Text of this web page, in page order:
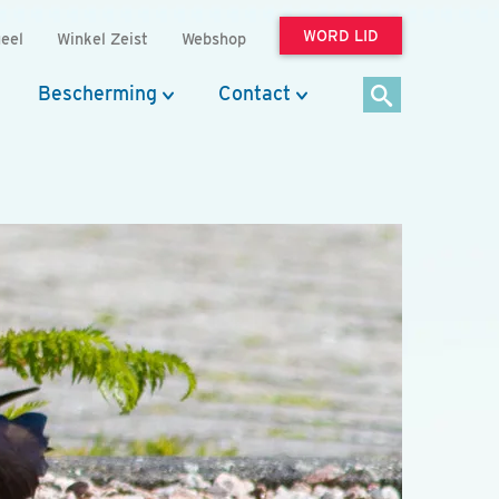
Winkel Zeist Webshop WORD LID
Bescherming Contact